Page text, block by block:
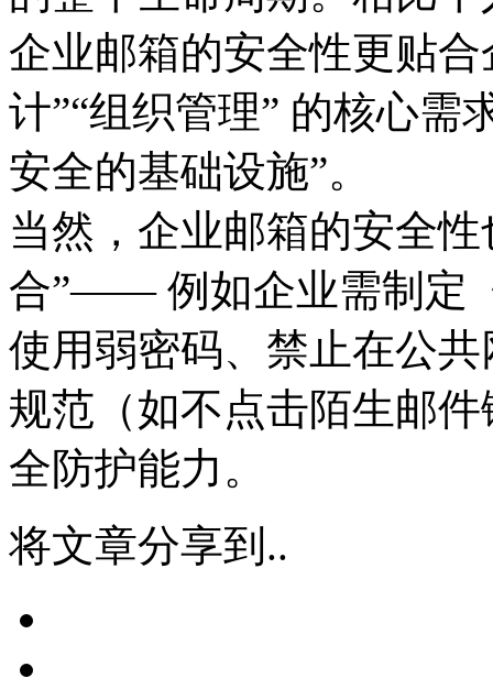
企业邮箱的安全性更贴
计”“组织管理” 的核心需
安全的基础设施”。
当然，企业邮箱的安全
合”—— 例如企业需制定
使用弱密码、禁止在公
规范（如不点击陌生邮
全防护能力。
将文章分享到..